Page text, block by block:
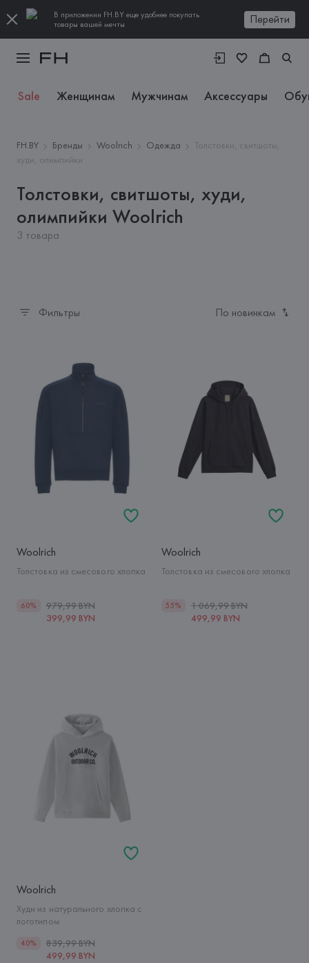
В приложении FH.BY еще удобнее покупать
товары вашей мечты
Перейти
Sale Женщинам Мужчинам Аксессуары
FH.BY Бренды Woolrich Одежда
Толстовки, свитшоты,
худи, олимпийки
Толстовки, свитшоты, худи,
олимпийки Woolrich
3 товара
Фильтры По новинкам
Woolrich
Толстовка из смесового хлопка
60%
979,99 BYN
399,99 BYN
Woolrich
Толстовка из смесового хлопка
55%
1 069,99 BYN
499,99 BYN
Woolrich
Худи из натурального хлопка с
логотипом
40%
839,99 BYN
499,99 BYN